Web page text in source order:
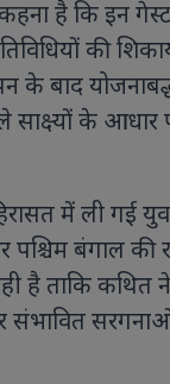
है कि इन
की
के बाद
साक्ष्यों के आधार
में ली गई
बंगाल की
है ताकि कथित